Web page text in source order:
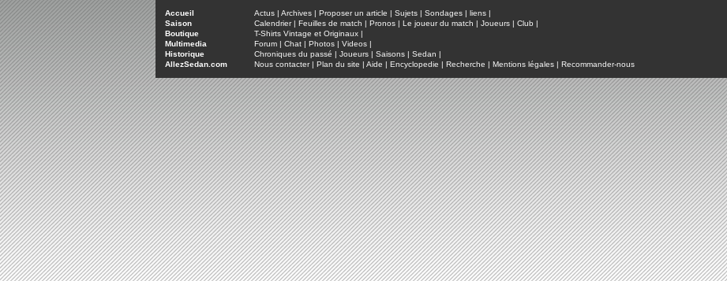
Accueil Actus | Archives | Proposer un article | Sujets | Sondages | liens |
Saison
Calendrier| Feuilles de match | Pronos | Le joueur du match | Joueurs | Club |
Boutique
T-Shirts Vintage et Originaux |
Multimedia
Forum | Chat | Photos | Videos |
Historique
Chroniques du passé | Joueurs | Saisons | Sedan |
AllezSedan.com
Nous contacter| Plan du site | Aide | Encyclopedie | Recherche | Mentions légales | Recommander-nous